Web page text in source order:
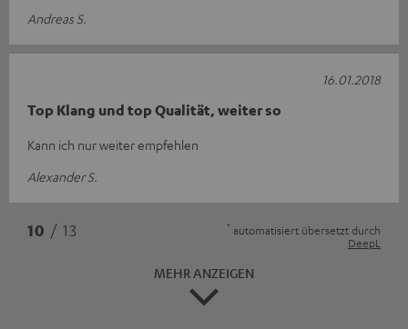
Andreas S.
Top Klang und top Qualität, weiter so
Kann ich nur weiter empfehlen
Alexander S.
16.01.2018
10 / 13 * automatisiert übersetzt durch
DeepL
MEHR ANZEIGEN